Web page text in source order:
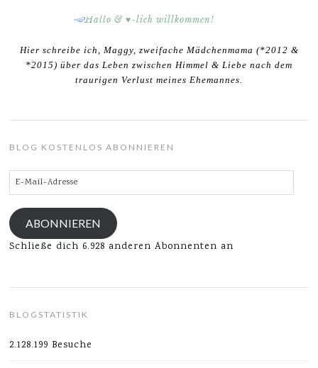
Hier schreibe ich, Maggy, zweifache Mädchenmama (*2012 &
*2015) über das Leben zwischen Himmel & Liebe nach dem
traurigen Verlust meines Ehemannes.
BLOG KOSTENLOS ABONNIEREN
E-
Mail-
Adresse
ABONNIEREN
Schließe dich 6.928 anderen Abonnenten an
BLOGSTATISTIK
2.128.199 Besuche